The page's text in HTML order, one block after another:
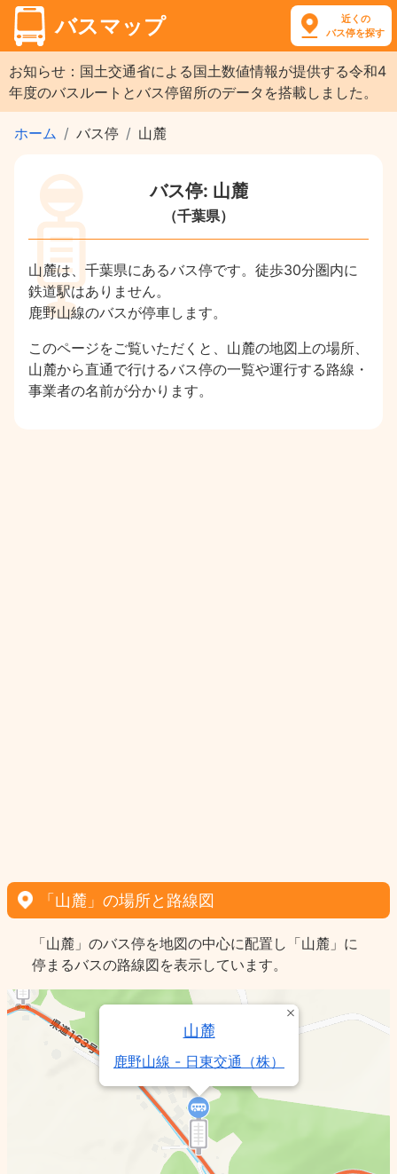
バスマップ
近くの
バス停を探す
お知らせ：国土交通省による国土数値情報が提供する令和4
年度のバスルートとバス停留所のデータを搭載しました。
ホーム バス停 山麓
バス停: 山麓
（千葉県）
山麓は、千葉県にあるバス停です。徒歩30分圏内に
鉄道駅はありません。
鹿野山線のバスが停車します。
このページをご覧いただくと、山麓の地図上の場所、
山麓から直通で行けるバス停の一覧や運行する路線・
事業者の名前が分かります。
「山麓」の場所と路線図
「山麓」のバス停を地図の中心に配置し「山麓」に
停まるバスの路線図を表示しています。
山麓
鹿野山線 - 日東交通（株）